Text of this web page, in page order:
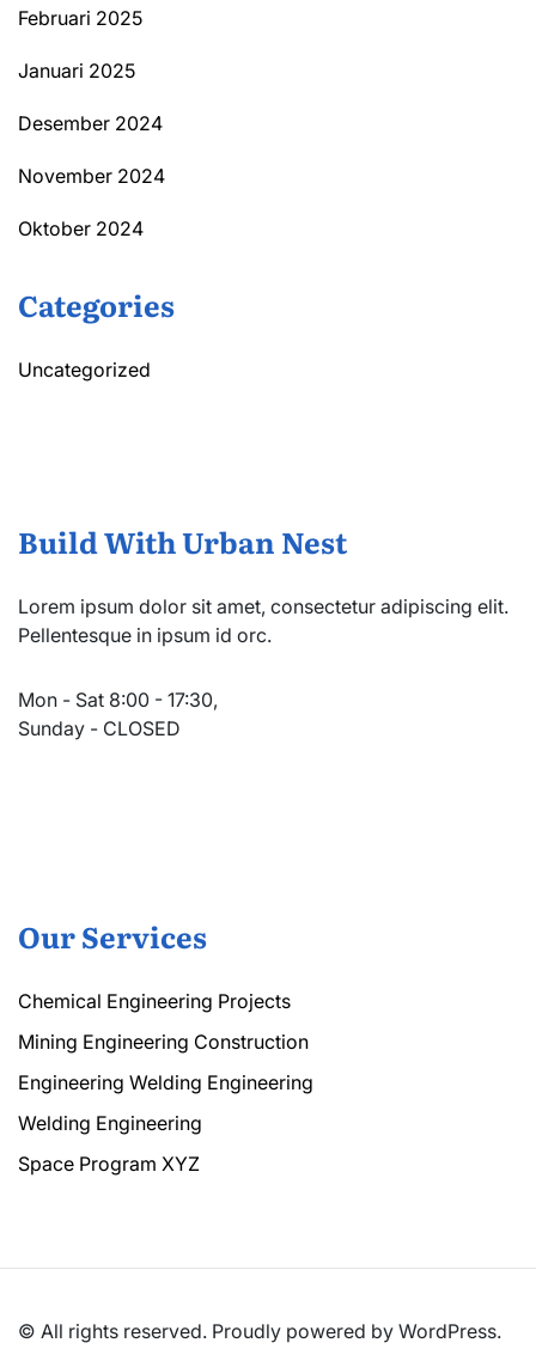
Februari 2025
Januari 2025
Desember 2024
November 2024
Oktober 2024
Categories
Uncategorized
Build With Urban Nest
Lorem ipsum dolor sit amet, consectetur adipiscing elit.
Pellentesque in ipsum id orc.
Mon - Sat 8:00 - 17:30,
Sunday - CLOSED
Our Services
Chemical Engineering Projects
Mining Engineering Construction
Engineering Welding Engineering
Welding Engineering
Space Program XYZ
© All rights reserved. Proudly powered by WordPress.